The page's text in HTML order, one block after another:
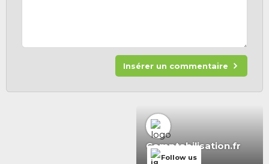
Insérer un commentaire
Comptabilisation.fr
Follow us